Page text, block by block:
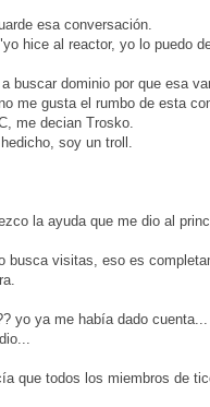
esa conversación.
hice al reactor, yo lo puedo
buscar dominio por que esa
me gusta el rumbo de esta
me decian Trosko.
soy un troll.
la ayuda que me dio al
busca visitas, eso es
yo ya me había dado
que todos los miembros de